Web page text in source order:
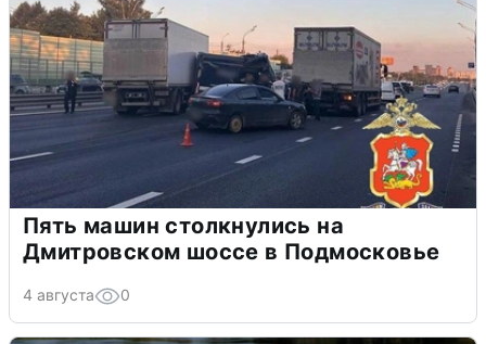
Пять машин столкнулись на
Дмитровском шоссе в Подмосковье
4 августа 0